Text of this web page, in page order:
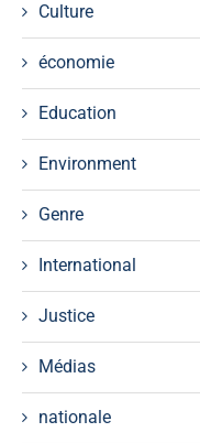
Culture
économie
Education
Environment
Genre
International
Justice
Médias
nationale